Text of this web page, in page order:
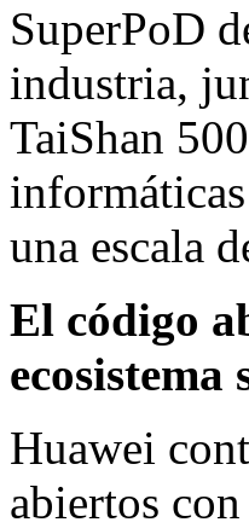
SuperPoD
industria,
TaiShan
una escala
El código
ecosistema
Huawei
abiertos